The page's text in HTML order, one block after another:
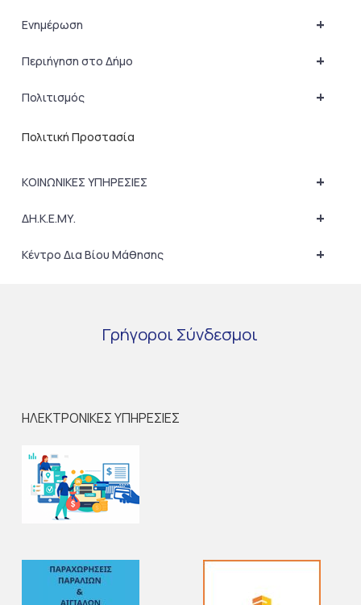
+
Ενημέρωση
+
Περιήγηση στο Δήμο
+
Πολιτισμός
Πολιτική Προστασία
+
ΚΟΙΝΩΝΙΚΕΣ ΥΠΗΡΕΣΙΕΣ
+
ΔΗ.Κ.Ε.ΜΥ.
+
Κέντρο Δια Βίου Μάθησης
Γρήγοροι Σύνδεσμοι
ΗΛΕΚΤΡΟΝΙΚΕΣ ΥΠΗΡΕΣΙΕΣ